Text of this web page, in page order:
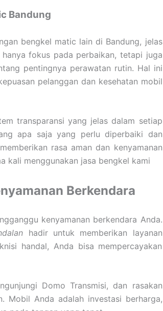
Bandung
bengkel matic lain di Bandung, jelas
fokus pada perbaikan, tetapi juga
pentingnya perawatan rutin. Hal ini
pelanggan dan kesehatan mobil
transparansi yang jelas dalam setiap
apa saja yang perlu diperbaiki dan
rasa aman dan kenyamanan
kali menggunakan jasa bengkel kami
Berkendara
kenyamanan berkendara Anda.
hadir untuk memberikan layanan
handal, Anda bisa mempercayakan
Domo Transmisi, dan rasakan
Mobil Anda adalah investasi berharga,